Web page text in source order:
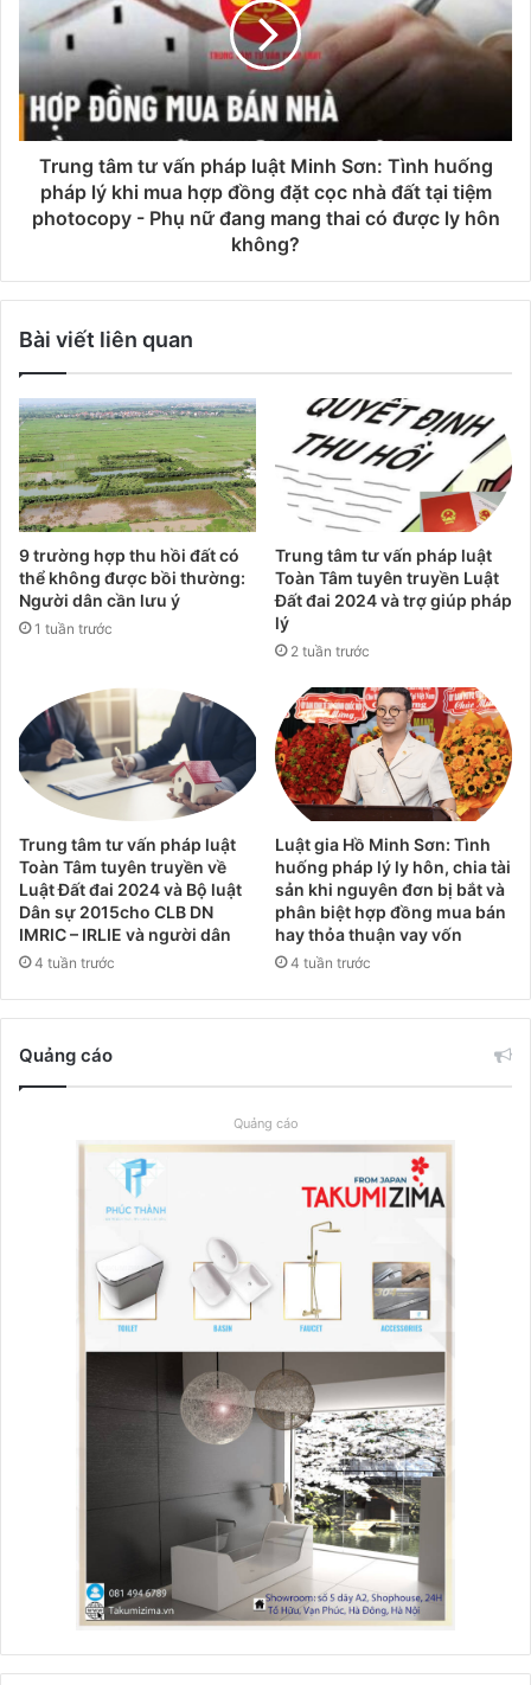
Trung tâm tư vấn pháp luật Minh Sơn: Tình huống
pháp lý khi mua hợp đồng đặt cọc nhà đất tại tiệm
photocopy - Phụ nữ đang mang thai có được ly hôn
không?
Bài viết liên quan
9 trường hợp thu hồi đất có
thể không được bồi thường:
Người dân cần lưu ý
1 tuần trước
Trung tâm tư vấn pháp luật
Toàn Tâm tuyên truyền Luật
Đất đai 2024 và trợ giúp pháp
lý
2 tuần trước
Trung tâm tư vấn pháp luật
Toàn Tâm tuyên truyền về
Luật Đất đai 2024 và Bộ luật
Dân sự 2015cho CLB DN
IMRIC – IRLIE và người dân
4 tuần trước
Luật gia Hồ Minh Sơn: Tình
huống pháp lý ly hôn, chia tài
sản khi nguyên đơn bị bắt và
phân biệt hợp đồng mua bán
hay thỏa thuận vay vốn
4 tuần trước
Quảng cáo
Quảng cáo